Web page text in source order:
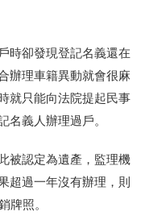
時卻發現登記名義還在
辦理車籍異動就會很麻
就只能向法院提起民事
名義人辦理過戶。
被認定為遺產，監理機
超過一年沒有辦理，則
牌照。